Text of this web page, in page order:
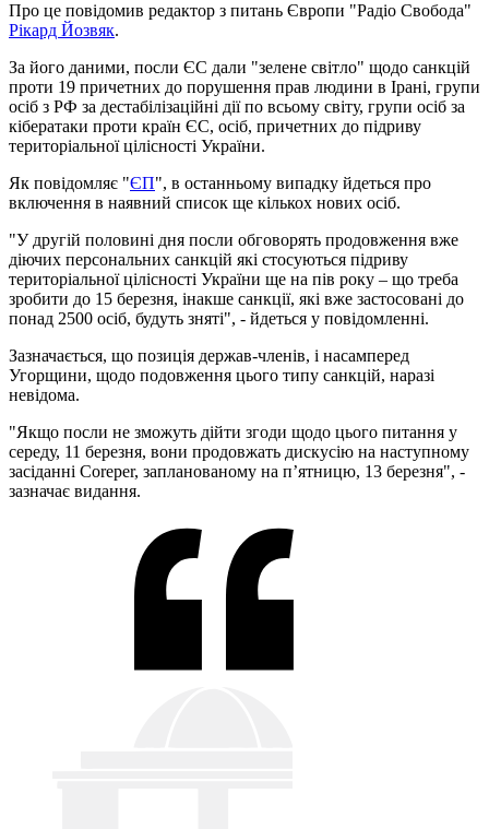
Про це повідомив редактор з питань Європи "Радіо Свобода"
Рікард Йозвяк.
За його даними, посли ЄС дали "зелене світло" щодо санкцій
проти 19 причетних до порушення прав людини в Ірані, групи
осіб з РФ за дестабілізаційні дії по всьому світу, групи осіб за
кібератаки проти країн ЄС, осіб, причетних до підриву
територіальної цілісності України.
Як повідомляє "ЄП", в останньому випадку йдеться про
включення в наявний список ще кількох нових осіб.
"У другій половині дня посли обговорять продовження вже
діючих персональних санкцій які стосуються підриву
територіальної цілісності України ще на пів року – що треба
зробити до 15 березня, інакше санкції, які вже застосовані до
понад 2500 осіб, будуть зняті", - йдеться у повідомленні.
Зазначається, що позиція держав-членів, і насамперед
Угорщини, щодо подовження цього типу санкцій, наразі
невідома.
"Якщо посли не зможуть дійти згоди щодо цього питання у
середу, 11 березня, вони продовжать дискусію на наступному
засіданні Coreper, запланованому на п’ятницю, 13 березня", -
зазначає видання.